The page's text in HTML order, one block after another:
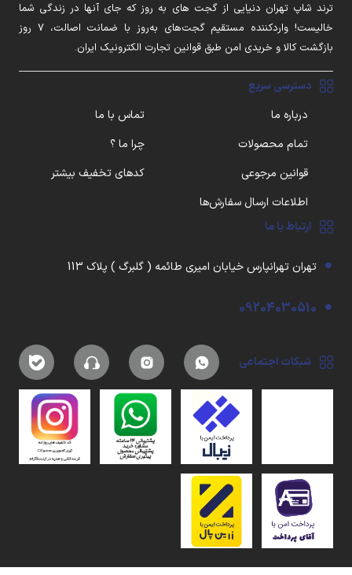
ترند شاپ تهران دنیایی از گجت های به روز که جای آنها در زندگی شما
خالیست! واردکننده مستقیم گجت‌های به‌روز با ضمانت اصالت، ۷ روز
بازگشت کالا و خریدی امن طبق قوانین تجارت الکترونیک ایران.
دسترسی سریع
درباره ما
تماس با ما
تمام محصولات
چرا ما ؟
قوانین مرجوعی
کدهای تخفیف بیشتر
اطلاعات ارسال سفارش‌ها
ارتباط با ما
تهران تهرانپارس خیابان امیری طائمه ( گلبرگ ) پلاک 113
09204030510
شبکات اجتماعی